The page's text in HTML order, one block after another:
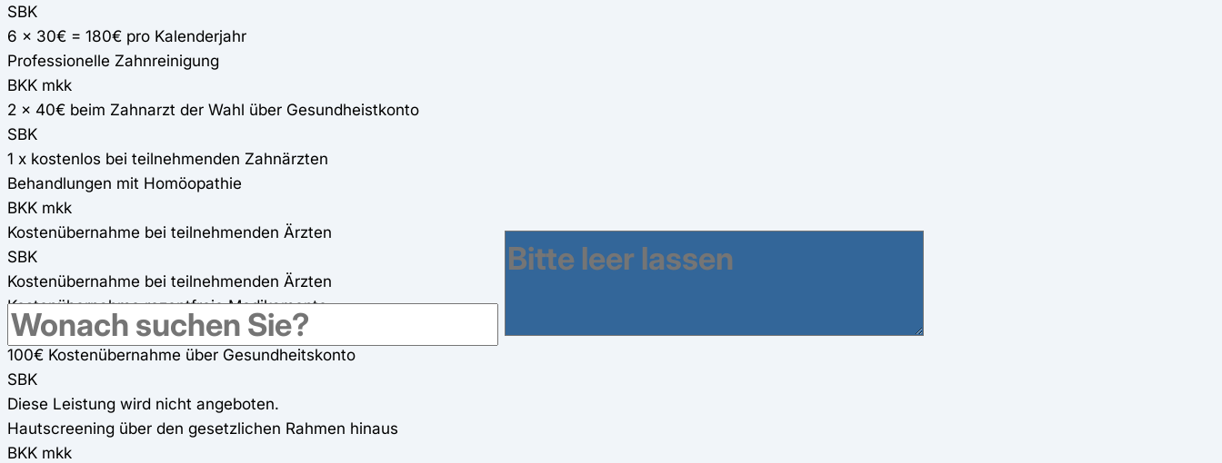
SBK
6 x 30€ = 180€ pro Kalenderjahr
Professionelle Zahnreinigung
BKK mkk
2 x 40€ beim Zahnarzt der Wahl über Gesundheistkonto
SBK
1 x kostenlos bei teilnehmenden Zahnärzten
Behandlungen mit Homöopathie
BKK mkk
Kostenübernahme bei teilnehmenden Ärzten
SBK
Kostenübernahme bei teilnehmenden Ärzten
Kostenübernahme rezeptfreie Medikamente
BKK mkk
100€ Kostenübernahme über Gesundheitskonto
SBK
Diese Leistung wird nicht angeboten.
Hautscreening über den gesetzlichen Rahmen hinaus
BKK mkk